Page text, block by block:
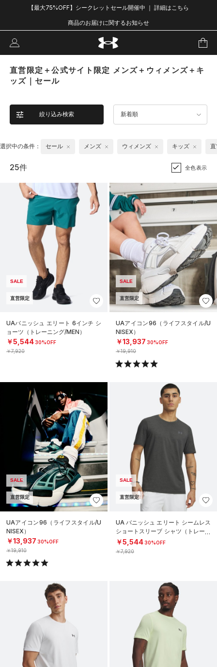
【最大75%OFF】シークレットセール開催中 ｜ 詳細はこちら
商品のお届けに関するお知らせ
直営限定＋公式サイト限定 メンズ＋ウィメンズ＋キ
ッズ｜セール
絞り込み検索 新着順
選択中の条件： セール メンズ ウィメンズ キッズ
25件 全色表示
SALE
直営限定
UAバニッシュ エリート 6インチ シ
ョーツ（トレーニング/MEN）
￥5,54430%OFF
￥7,920
SALE
直営限定
UAアイコン96（ライフスタイル/U
NISEX）
￥13,937 30%OFF
￥19,910
SALE
直営限定
UAアイコン96（ライフスタイル/U
NISEX）
￥13,937 30%OFF
￥19,910
SALE
直営限定
UA バニッシュ エリート シームレス
ショートスリーブ シャツ（トレーニ
ング/MEN）
￥5,54430%OFF
￥7,920